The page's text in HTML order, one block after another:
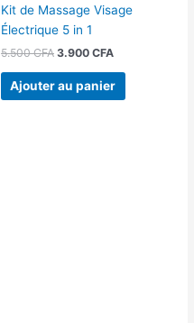
Kit de Massage Visage
Électrique 5 in 1
5.500CFA 3.900 CFA
Ajouter au panier